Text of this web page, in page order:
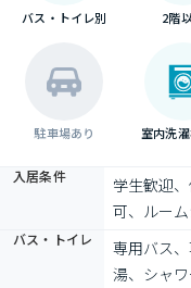
バス・トイレ別 2階
駐車場あり 室内洗
入居条件
学生歓迎
可、ルー
バス・トイレ
専用バス
湯、シャ